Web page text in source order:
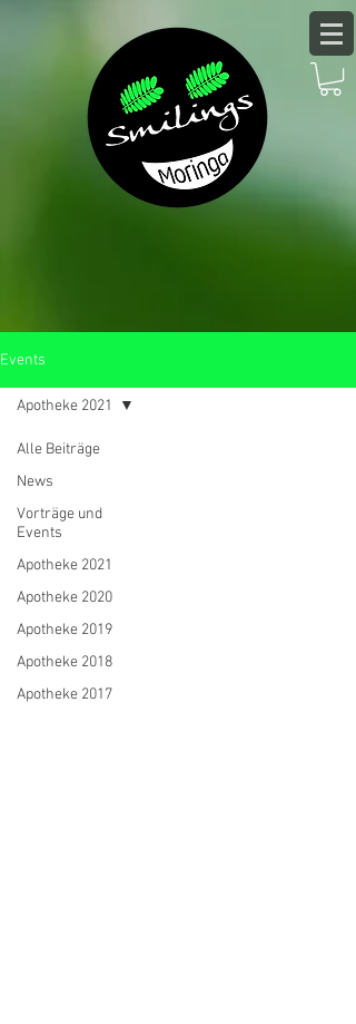
Events
Alle Beiträge
News
Vorträge und
Events
Apotheke 2021
Apotheke 2020
Apotheke 2019
Apotheke 2018
Apotheke 2017
Apotheke 2021